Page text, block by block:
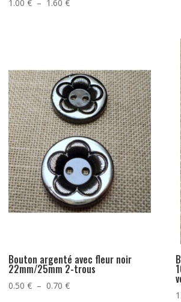
1.00€ – 1.60€
1.60 €
Bouton argenté avec fleur noir
22mm/25mm 2-trous
0.50€ – 0.70€Plage